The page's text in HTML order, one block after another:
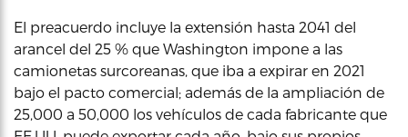
El preacuerdo incluye la extensión hasta 2041 del
arancel del 25 % que Washington impone a las
camionetas surcoreanas, que iba a expirar en 2021
bajo el pacto comercial; además de la ampliación de
25,000 a 50,000 los vehículos de cada fabricante que